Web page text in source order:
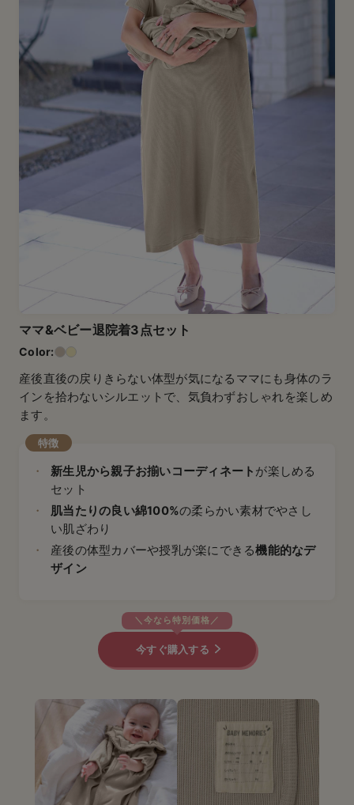
ママ&ベビー退院着3点セット
産後直後の戻りきらない体型が気になるママにも身体のラ
インを拾わないシルエットで、気負わずおしゃれを楽しめ
ます。
特徴
新生児から親子お揃いコーディネート が楽しめる
セット
肌当たりの良い綿100%の柔らかい素材でやさし
い肌ざわり
産後の体型カバーや授乳が楽にできる機能的なデ
ザイン
今すぐ購入する